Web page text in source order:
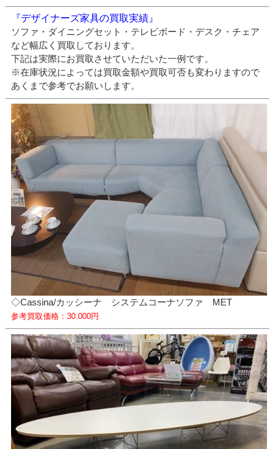
『デザイナーズ家具の買取実績』
ソファ・ダイニングセット・テレビボード・デスク・チェア
など幅広く買取しております。
下記は実際にお買取させていただいた一例です。
※在庫状況によっては買取金額や買取可否も変わりますので
あくまで参考でお願いします。
◇Cassina/カッシーナ システムコーナソファ MET
参考買取価格：30.000円